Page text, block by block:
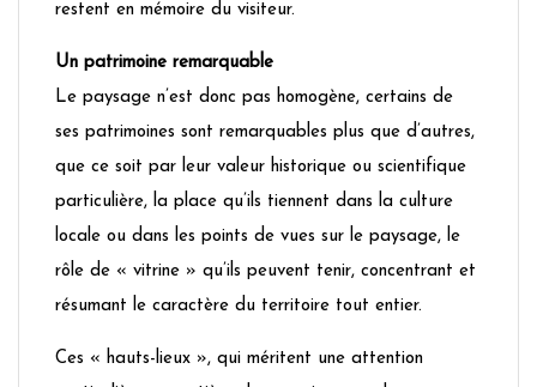
restent en mémoire du visiteur.
Un patrimoine remarquable
Le paysage n’est donc pas homogène, certains de
ses patrimoines sont remarquables plus que d’autres,
que ce soit par leur valeur historique ou scientifique
particulière, la place qu’ils tiennent dans la culture
locale ou dans les points de vues sur le paysage, le
rôle de « vitrine » qu’ils peuvent tenir, concentrant et
résumant le caractère du territoire tout entier.
Ces « hauts-lieux », qui méritent une attention